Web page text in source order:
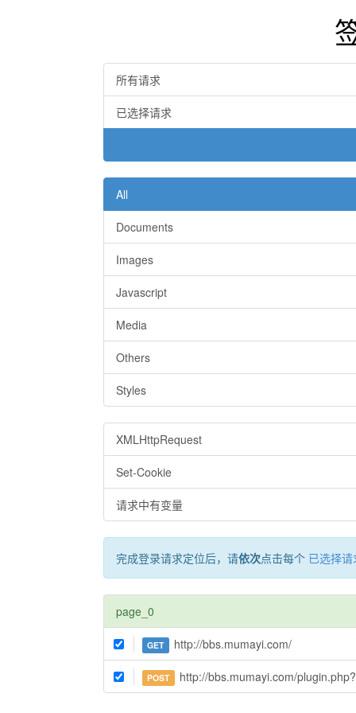
所有请求
已选择请求
All
Documents
Images
Javascript
Media
Others
Styles
XMLHttpRequest
Set-Cookie
请求中有变量
完成登录请求定位后，请依次点击每个 已选择请
page_0
GET http://bbs.mumayi.com/
POST http://bbs.mumayi.com/